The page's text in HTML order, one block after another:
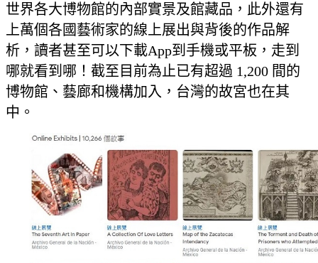
世界各大博物館的內部實景及館藏品，此外還有
上萬個各國藝術家的線上展出與背後的作品解
析，讀者甚至可以下載App到手機或平板，走到
哪就看到哪！截至目前為止已有超過 1,200 間的
博物館、藝廊和機構加入，台灣的故宮也在其
中。